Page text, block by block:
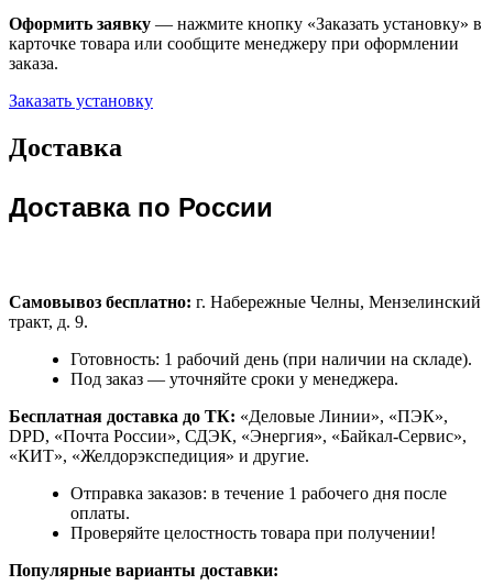
Оформить заявку — нажмите кнопку «Заказать установку» в
карточке товара или сообщите менеджеру при оформлении
заказа.
Заказать установку
Доставка
Доставка по России
Самовывоз бесплатно: г. Набережные Челны, Мензелинский
тракт, д. 9.
Готовность: 1 рабочий день (при наличии на складе).
Под заказ — уточняйте сроки у менеджера.
Бесплатная доставка до ТК: «Деловые Линии», «ПЭК»,
DPD, «Почта России», СДЭК, «Энергия», «Байкал-Сервис»,
«КИТ», «Желдорэкспедиция» и другие.
Отправка заказов: в течение 1 рабочего дня после
оплаты.
Проверяйте целостность товара при получении!
Популярные варианты доставки: